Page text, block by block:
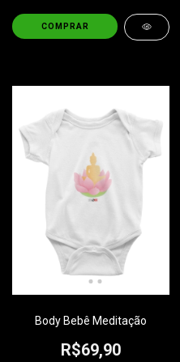
COMPRAR
Body Bebê Meditação
R$69,90